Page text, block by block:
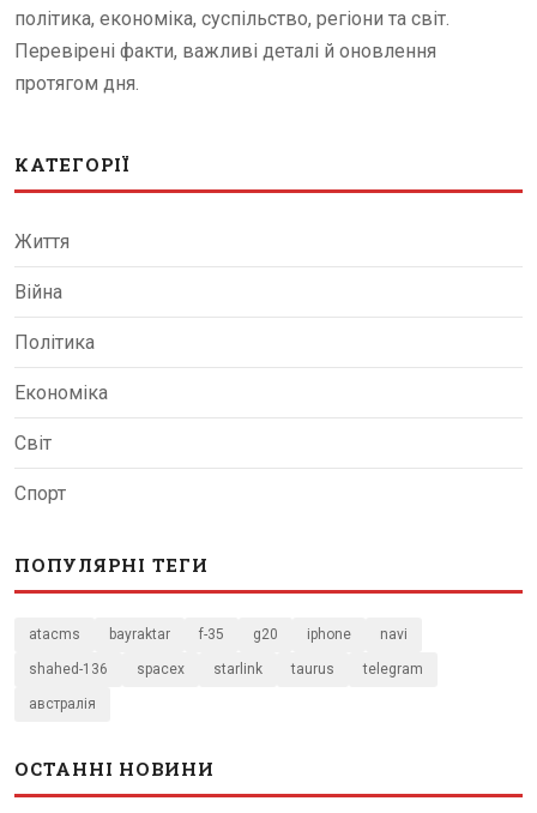
політика, економіка, суспільство, регіони та світ.
Перевірені факти, важливі деталі й оновлення
протягом дня.
КАТЕГОРІЇ
Життя
Війна
Політика
Економіка
Світ
Спорт
ПОПУЛЯРНІ ТЕГИ
atacms bayraktar f-35 g20 iphone navi
shahed-136 spacex starlink taurus telegram
австралія
ОСТАННІ НОВИНИ